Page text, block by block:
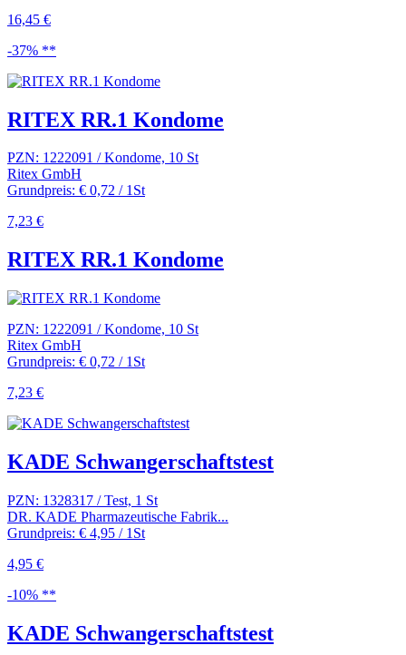
16,45 €
-37% **
RITEX RR.1 Kondome
PZN: 1222091 / Kondome, 10 St
Ritex GmbH
Grundpreis: € 0,72 / 1St
7,23 €
RITEX RR.1 Kondome
PZN: 1222091 / Kondome, 10 St
Ritex GmbH
Grundpreis: € 0,72 / 1St
7,23 €
KADE Schwangerschaftstest
PZN: 1328317 / Test, 1 St
DR. KADE Pharmazeutische Fabrik...
Grundpreis: € 4,95 / 1St
4,95 €
-10% **
KADE Schwangerschaftstest